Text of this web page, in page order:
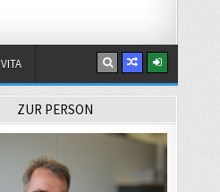
VITA
ZUR PERSON